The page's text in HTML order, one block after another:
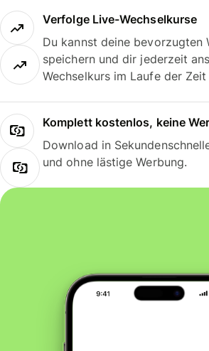
Verfolge Live-Wechselkurse
Du kannst deine bevorzugten
speichern und dir jederzeit
Wechselkurs im Laufe der
Komplett kostenlos, keine
Download in
und ohne lästige Werbung.